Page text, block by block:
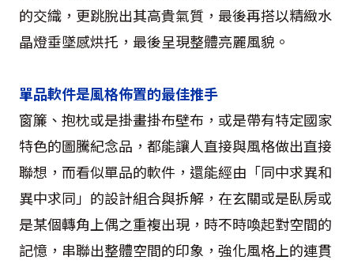
的交織，更跳脫出其高貴氣質，最後再搭以精緻水
晶燈垂墜感烘托，最後呈現整體亮麗風貌。
單品軟件是風格佈置的最佳推手
窗簾、抱枕或是掛畫掛布壁布，或是帶有特定國家
特色的圖騰紀念品，都能讓人直接與風格做出直接
聯想，而看似單品的軟件，還能經由「同中求異和
異中求同」的設計組合與拆解，在玄關或是臥房或
是某個轉角上偶之重複出現，時不時喚起對空間的
記憶，串聯出整體空間的印象，強化風格上的連貫